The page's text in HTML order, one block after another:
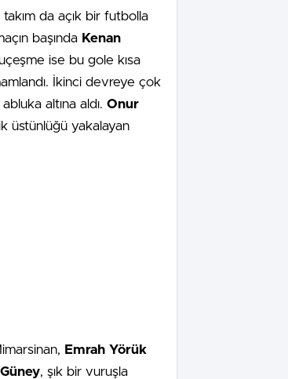
da açık bir futbolla
başında Kenan
ise bu gole kısa
İkinci devreye çok
altına aldı. Onur
üstünlüğü yakalayan
Emrah Yörük
, şık bir vuruşla